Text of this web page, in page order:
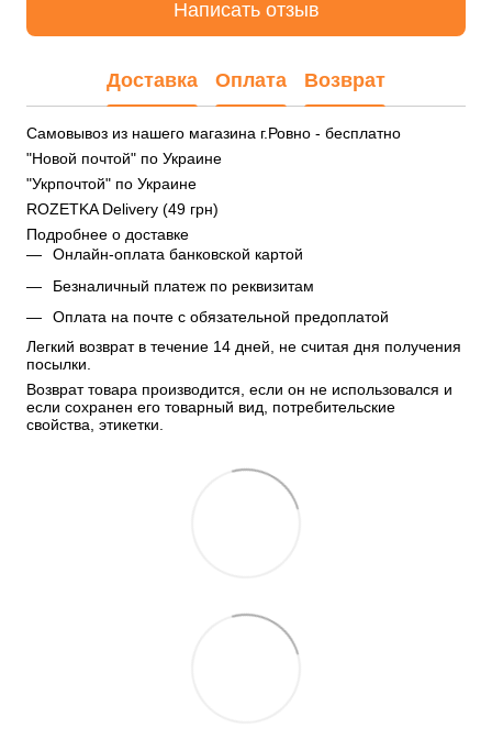
Написать отзыв
Доставка Оплата Возврат
Самовывоз из нашего магазина г.Ровно - бесплатно
"Новой почтой" по Украине
"Укрпочтой" по Украине
ROZETKA Delivery (49 грн)
Подробнее о доставке
Онлайн-оплата банковской картой
Безналичный платеж по реквизитам
Оплата на почте с обязательной предоплатой
Легкий возврат в течение 14 дней, не считая дня получения
посылки.
Возврат товара производится, если он не использовался и
если сохранен его товарный вид, потребительские
свойства, этикетки.